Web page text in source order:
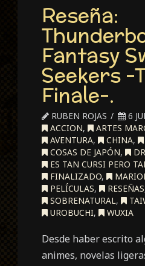
Reseña:
Fantasy
Seekers -
Finale-.
RUBEN ROJAS
6
ACCION, ARTES
AVENTURA, CHINA,
COSAS DE JAPÓN,
ES TAN CURSI PERO
FINALIZADO,
PELÍCULAS, RESEÑAS
SOBRENATURAL,
UROBUCHI, WUXIA
Desde haber escrito
animes, novelas